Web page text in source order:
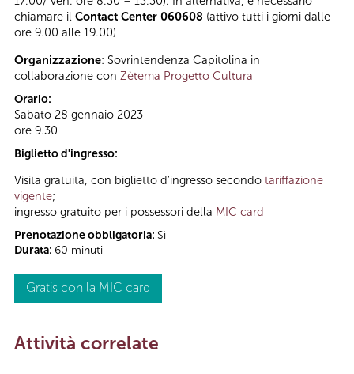
chiamare il Contact Center 060608 (attivo tutti i giorni dalle
ore 9.00 alle 19.00)
Organizzazione: Sovrintendenza Capitolina in
collaborazione con Zètema Progetto Cultura
Orario:
Sabato 28 gennaio 2023
ore 9.30
Biglietto d'ingresso:
Visita gratuita, con biglietto d'ingresso secondo tariffazione
vigente;
ingresso gratuito per i possessori della MIC card
Prenotazione obbligatoria: Sì
Durata: 60 minuti
Gratis con la MIC card
Attività correlate